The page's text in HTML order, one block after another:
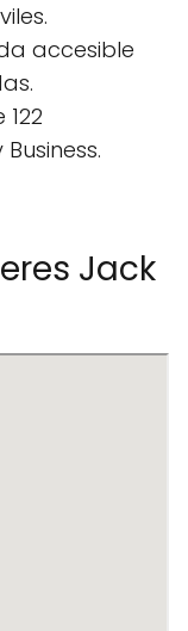
accesible
Jack